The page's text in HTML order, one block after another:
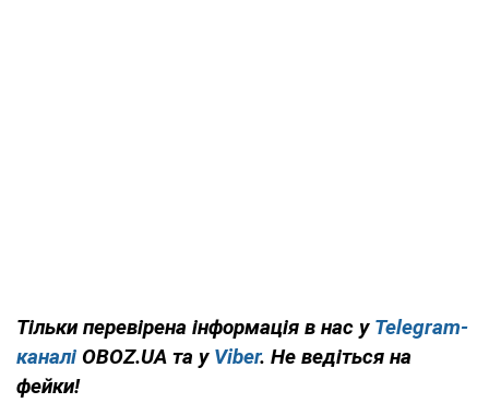
Тільки перевірена інформація в нас у Telegram-
каналі OBOZ.UA та у Viber. Не ведіться на
фейки!